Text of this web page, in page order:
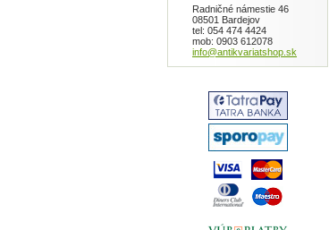
Radničné námestie 46
08501 Bardejov
tel: 054 474 4424
mob: 0903 612078
info@antikvariatshop.sk